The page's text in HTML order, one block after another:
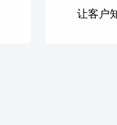
让客户